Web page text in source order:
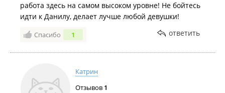
работа здесь на самом высоком уровне! Не бойтесь
идти к Данилу, делает лучше любой девушки!
Спасибо 1 ответить
Катрин
Отзывов 1